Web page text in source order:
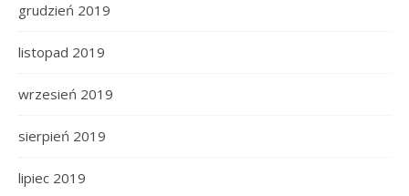
grudzień 2019
listopad 2019
wrzesień 2019
sierpień 2019
lipiec 2019